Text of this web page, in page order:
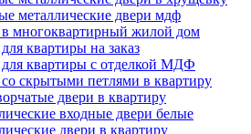
металлические двери мдф
многоквартирный жилой дом
квартиры на заказ
квартиры с отделкой МДФ
скрытыми петлями в квартиру
двери в квартиру
входные двери белые
двери в квартиру